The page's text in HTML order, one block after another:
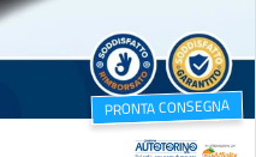
PRONTA CONSEGNA